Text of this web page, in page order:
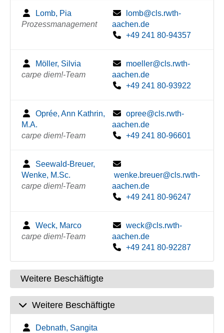
Lomb, Pia
Prozessmanagement
lomb@cls.rwth-
aachen.de
+49 241 80-94357
Möller, Silvia
carpe diem!-Team
moeller@cls.rwth-
aachen.de
+49 241 80-93922
Oprée, Ann Kathrin,
M.A.
carpe diem!-Team
opree@cls.rwth-
aachen.de
+49 241 80-96601
Seewald-Breuer,
Wenke, M.Sc.
carpe diem!-Team
wenke.breuer@cls.rwth-
aachen.de
+49 241 80-96247
Weck, Marco
carpe diem!-Team
weck@cls.rwth-
aachen.de
+49 241 80-92287
Weitere Beschäftigte
Weitere Beschäftigte
Debnath, Sangita